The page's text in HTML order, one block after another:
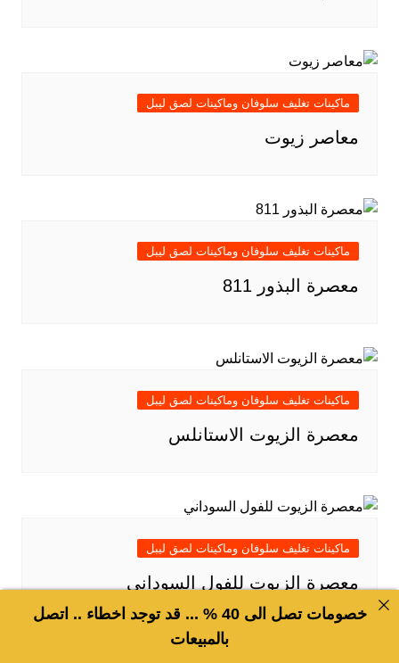
ماكينات تغليف سلوفان وماكينات لصق ليبل
معاصر زيوت
ماكينات تغليف سلوفان وماكينات لصق ليبل
معصرة البذور 811
ماكينات تغليف سلوفان وماكينات لصق ليبل
معصرة الزيوت الاستانلس
ماكينات تغليف سلوفان وماكينات لصق ليبل
معصرة الزيوت للفول السوداني
خصومات تصل الى 40 % ... قد توجد اخطاء .. اتصل
بالمبيعات